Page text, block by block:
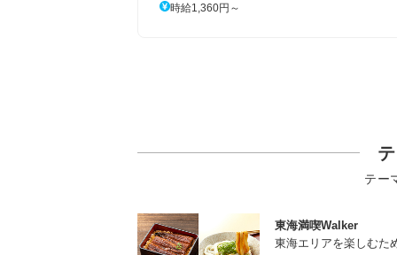
時給1,360円～
テー
東海満喫Walker
東海エリアを楽しむた